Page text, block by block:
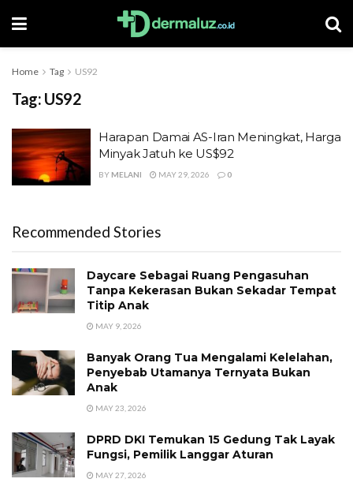
Home Tag US92
Tag: US92
Harapan Damai AS-Iran Meningkat, Harga
Minyak Jatuh ke US$92
BY MELANI MAY 29, 2026 0
Recommended Stories
Daycare Sebagai Ruang Pengasuhan
Tanpa Kekerasan Bukan Sekadar Tempat
Titip Anak
MAY 9, 2026
Banyak Orang Tua Mengalami Kelelahan,
Penyebab Utamanya Ternyata Bukan
Anak
MAY 23, 2026
DPRD DKI Temukan 15 Gedung Tak Layak
Fungsi, Pemilik Langgar Aturan
MAY 27, 2026